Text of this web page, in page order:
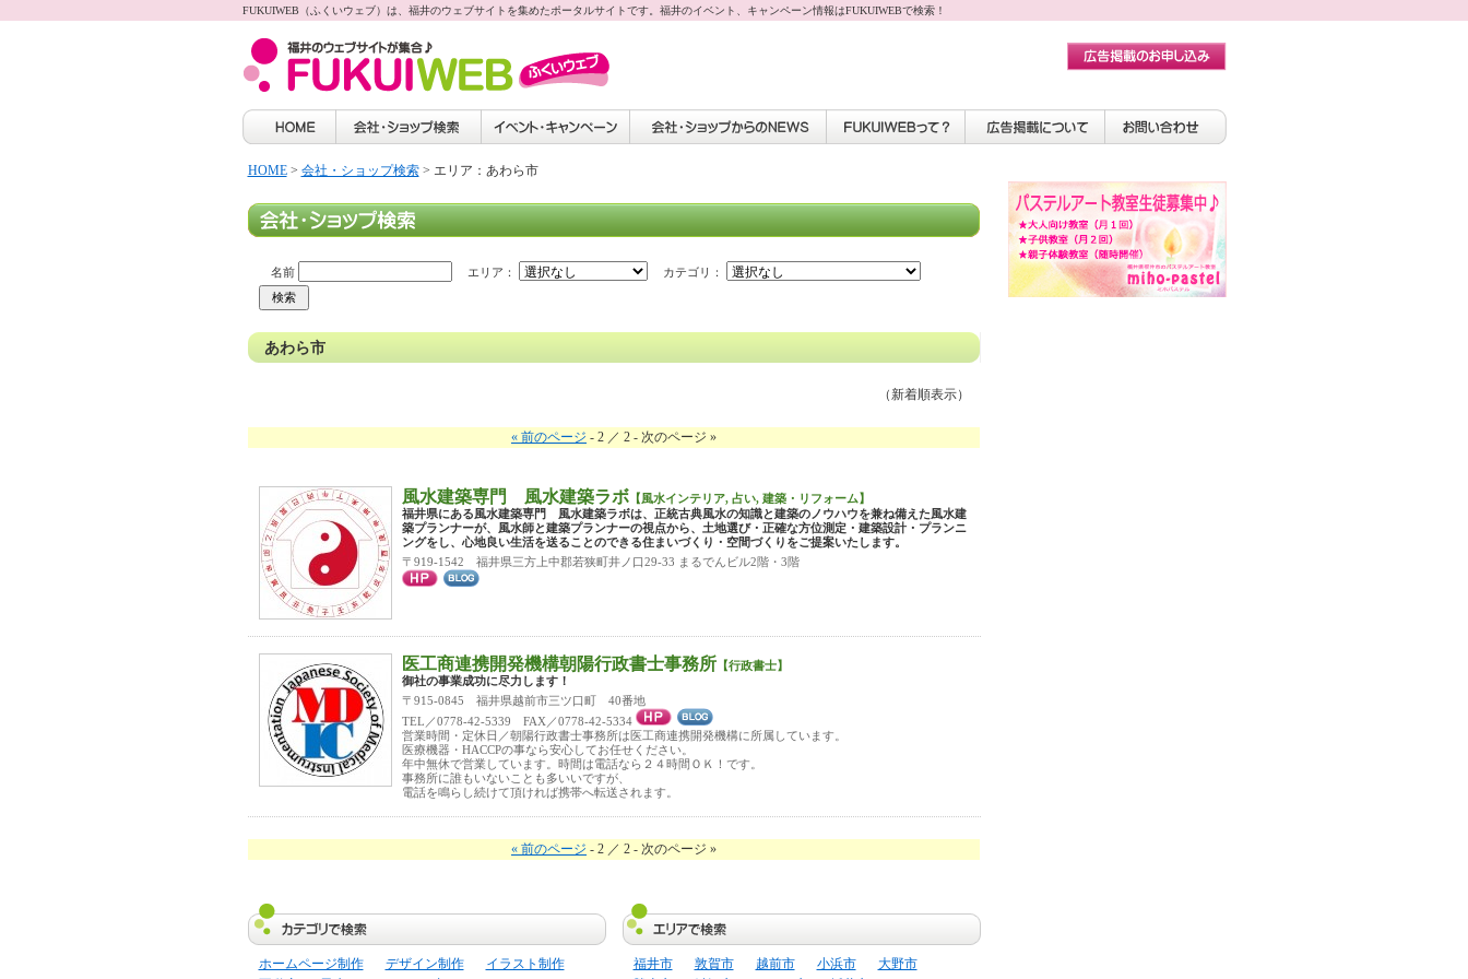
FUKUIWEB（ふくいウェブ）は、福井のウェブサイトを集めたポータルサイトです。福井のイベント、キャンペーン情報はFUKUIWEBで検索！
HOME> 会社・ショップ検索> エリア：あわら市
名前 エリア： カテゴリ：
あわら市
（新着順表示）
« 前のページ - 2 ／ 2 - 次のページ »
風水建築専門 風水建築ラボ【風水インテリア, 占い, 建築・リフォーム】
福井県にある風水建築専門 風水建築ラボは、正統古典風水の知識と建築のノウハウを兼ね備えた風水建
築プランナーが、風水師と建築プランナーの視点から、土地選び・正確な方位測定・建築設計・プランニ
ングをし、心地良い生活を送ることのできる住まいづくり・空間づくりをご提案いたします。
〒919-1542 福井県三方上中郡若狭町井ノ口29-33 まるでんビル2階・3階
医工商連携開発機構朝陽行政書士事務所【行政書士】
御社の事業成功に尽力します！
〒915-0845 福井県越前市三ツ口町 40番地
TEL／0778-42-5339 FAX／0778-42-5334
営業時間・定休日／朝陽行政書士事務所は医工商連携開発機構に所属しています。
医療機器・HACCPの事なら安心してお任せください。
年中無休で営業しています。時間は電話なら２４時間ＯＫ！です。
事務所に誰もいないことも多いいですが、
電話を鳴らし続けて頂ければ携帯へ転送されます。
« 前のページ - 2 ／ 2 - 次のページ »
ホームページ制作 デザイン制作
イラスト制作
福井市 敦賀市 越前市 小浜市
大野市